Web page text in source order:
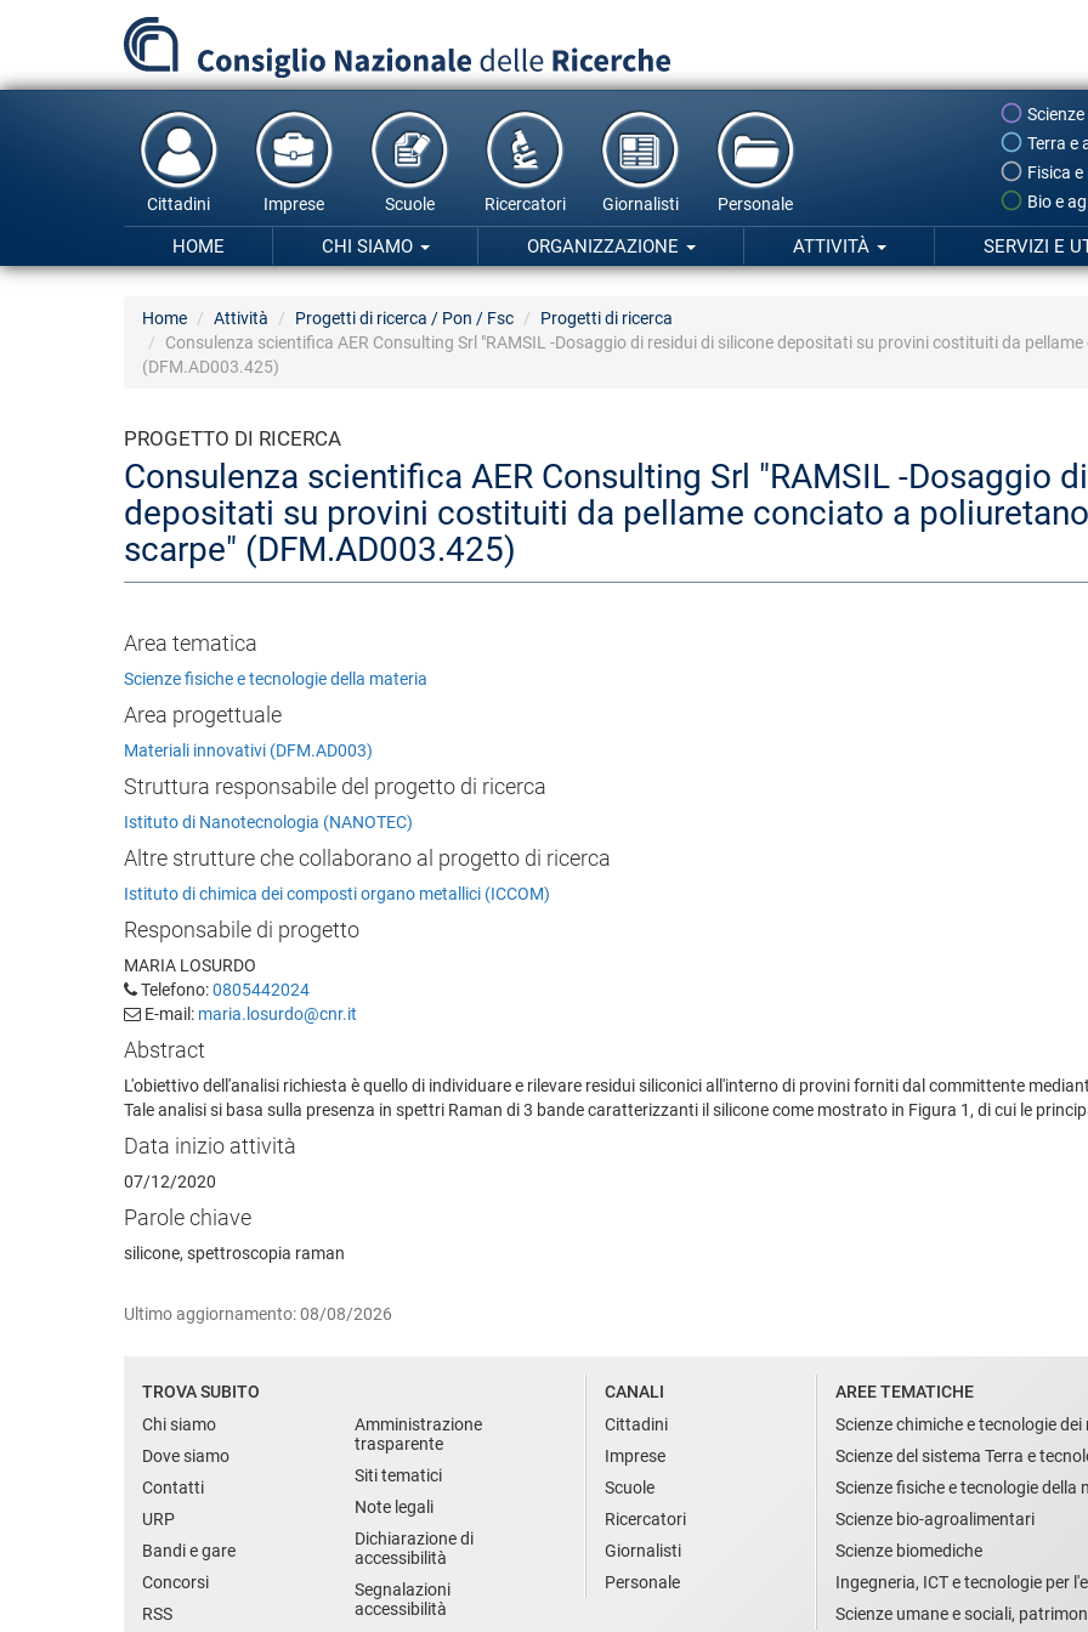
principale
Terra e
Fisica
Bio e
Cittadini Imprese Scuole Ricercatori Giornalisti Personale
HOME CHI SIAMO ORGANIZZAZIONE ATTIVITÀ SERVIZI E
Home Attività Progetti di ricerca / Pon / Fsc
Progetti di ricerca
Consulenza scientifica AER Consulting Srl "RAMSIL -Dosaggio di residui di silicone depositati su provini costituiti da
(DFM.AD003.425)
PROGETTO DI RICERCA
Consulenza scientifica AER Consulting Srl "RAMSIL -Dosaggio
depositati su provini costituiti da pellame conciato a
scarpe" (DFM.AD003.425)
Area tematica
Scienze fisiche e tecnologie della materia
Area progettuale
Materiali innovativi (DFM.AD003)
Struttura responsabile del progetto di ricerca
Istituto di Nanotecnologia (NANOTEC)
Altre strutture che collaborano al progetto di ricerca
Istituto di chimica dei composti organo metallici (ICCOM)
Responsabile di progetto
MARIA LOSURDO
Telefono:0805442024
E-mail: maria.losurdo@cnr.it
Abstract
L'obiettivo dell'analisi richiesta è quello di individuare e rilevare residui siliconici all'interno di provini forniti dal committente
Tale analisi si basa sulla presenza in spettri Raman di 3 bande caratterizzanti il silicone come mostrato in Figura 1, di cui le
Data inizio attività
07/12/2020
Parole chiave
silicone, spettroscopia raman
Ultimo aggiornamento: 08/08/2026
TROVA SUBITO
Chi siamo
Dove siamo
Contatti
URP
Bandi e gare
Concorsi
RSS
Amministrazione
trasparente
Siti tematici
Note legali
Dichiarazione di
accessibilità
Segnalazioni
accessibilità
CANALI
Cittadini
Imprese
Scuole
Ricercatori
Giornalisti
Personale
AREE TEMATICHE
Scienze chimiche e tecnologie
Scienze del sistema Terra e
Scienze fisiche e tecnologie della
Scienze bio-agroalimentari
Scienze biomediche
Ingegneria, ICT e tecnologie per
Scienze umane e sociali,